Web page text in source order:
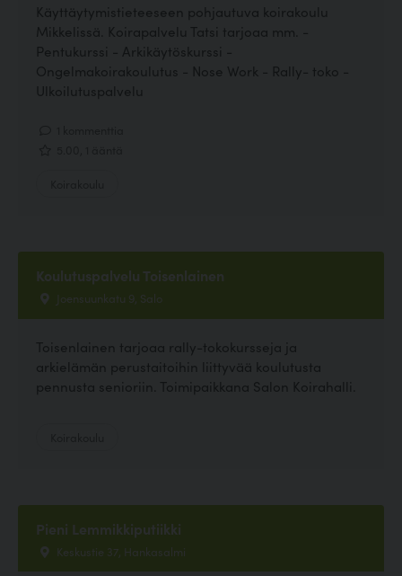
Käyttäytymistieteeseen pohjautuva koirakoulu
Mikkelissä. Koirapalvelu Tatsi tarjoaa mm. -
Pentukurssi - Arkikäytöskurssi -
Ongelmakoirakoulutus - Nose Work - Rally- toko -
Ulkoilutuspalvelu
Koulutuspalvelu Toisenlainen
Joensuunkatu 9, Salo
Toisenlainen tarjoaa rally-tokokursseja ja
arkielämän perustaitoihin liittyvää koulutusta
pennusta senioriin. Toimipaikkana Salon Koirahalli.
Pieni Lemmikkiputiikki
Keskustie 37, Hankasalmi